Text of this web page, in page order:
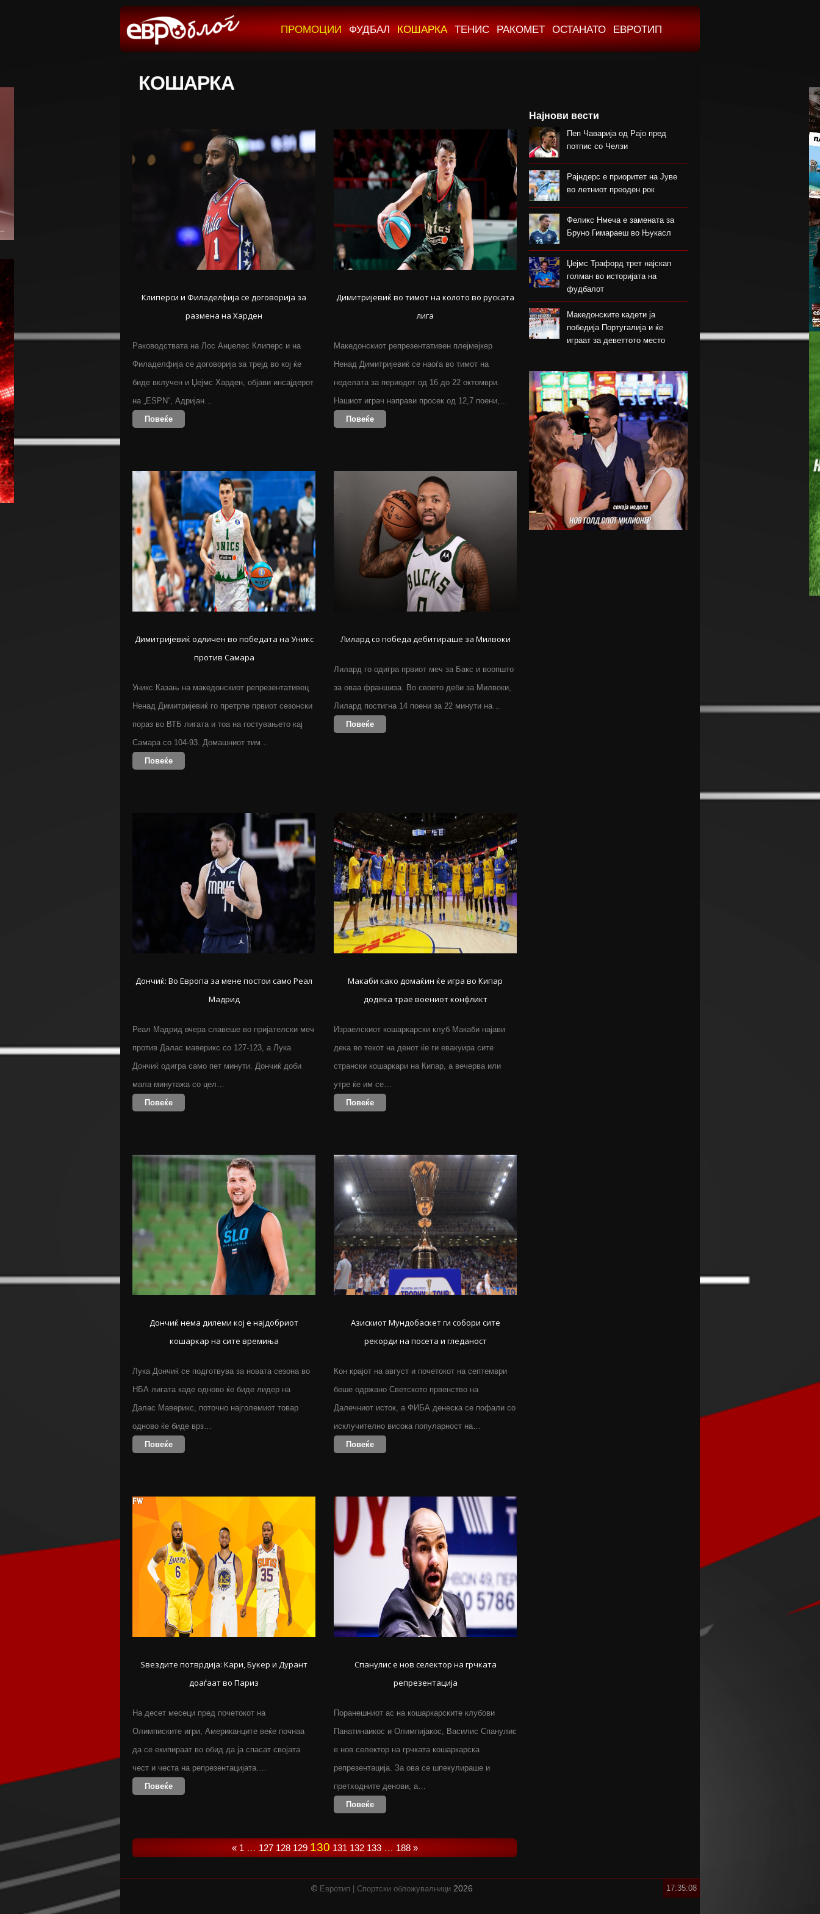
ПРОМОЦИИ ФУДБАЛ КОШАРКА ТЕНИС РАКОМЕТ ОСТАНАТО ЕВРОТИП
КОШАРКА
Клиперси и Филаделфија се договорија за
размена на Харден
Раководствата на Лос Анџелес Клиперс и на
Филаделфија се договорија за трејд во кој ќе
биде вклучен и Џејмс Харден, објави инсајдерот
на „ESPN“, Адријан…
Повеќе
Димитријевиќ во тимот на колото во руската
лига
Македонскиот репрезентативен плејмејкер
Ненад Димитријевиќ се наоѓа во тимот на
неделата за периодот од 16 до 22 октомври.
Нашиот играч направи просек од 12,7 поени,…
Повеќе
Димитријевиќ одличен во победата на Уникс
против Самара
Уникс Казањ на македонскиот репрезентативец
Ненад Димитријевиќ го претрпе првиот сезонски
пораз во ВТБ лигата и тоа на гостувањето кај
Самара со 104-93. Домашниот тим…
Повеќе
Лилард со победа дебитираше за Милвоки
Лилард го одигра првиот меч за Бакс и воопшто
за оваа франшиза. Во своето деби за Милвоки,
Лилард постигна 14 поени за 22 минути на…
Повеќе
Дончиќ: Во Европа за мене постои само Реал
Мадрид
Реал Мадрид вчера славеше во пријателски меч
против Далас маверикс со 127-123, а Лука
Дончиќ одигра само пет минути. Дончиќ доби
мала минутажа со цел…
Повеќе
Макаби како домаќин ќе игра во Кипар
додека трае воениот конфликт
Израелскиот кошаркарски клуб Макаби најави
дека во текот на денот ќе ги евакуира сите
странски кошаркари на Кипар, а вечерва или
утре ќе им се…
Повеќе
Дончиќ нема дилеми кој е најдобриот
кошаркар на сите времиња
Лука Дончиќ се подготвува за новата сезона во
НБА лигата каде одново ќе биде лидер на
Далас Маверикс, поточно најголемиот товар
одново ќе биде врз…
Повеќе
Азискиот Мундобаскет ги собори сите
рекорди на посета и гледаност
Кон крајот на август и почетокот на септември
беше одржано Светското првенство на
Далечниот исток, а ФИБА денеска се пофали со
исклучително висока популарност на…
Повеќе
Ѕвездите потврдија: Кари, Букер и Дурант
доаѓаат во Париз
На десет месеци пред почетокот на
Олимписките игри, Американците веќе почнаа
да се екипираат во обид да ја спасат својата
чест и честа на репрезентацијата….
Повеќе
Спанулис е нов селектор на грчката
репрезентација
Поранешниот ас на кошаркарските клубови
Панатинаикос и Олимпијакос, Василис Спанулис
е нов селектор на грчката кошаркарска
репрезентација. За ова се шпекулираше и
претходните денови, а…
Повеќе
« 1 … 127 128 129 130 131 132 133 … 188 »
Најнови вести
Пеп Чаварија од Рајо пред
потпис со Челзи
Рајндерс е приоритет на Јуве
во летниот преоден рок
Феликс Нмеча е замената за
Бруно Гимараеш во Њукасл
Џејмс Трафорд трет најскап
голман во историјата на
фудбалот
Македонските кадети ја
победија Португалија и ќе
играат за деветтото место
со младински репрезентативец
Магнес Аклиуш официјално
претставен во Париз
Мики ван де Вен се согласи на
нов договор со Тотенхем
Лина Ѓорческа го заврши
настапот во Лајпциг
17:35:09
© Евротип | Спортски обложувалници2026